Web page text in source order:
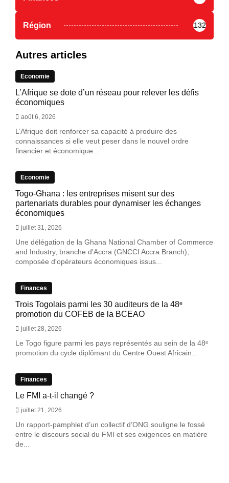
Région 132
Autres articles
Economie
L’Afrique se dote d’un réseau pour relever les défis
économiques
août 6, 2026
L’Afrique doit renforcer sa capacité à produire des
connaissances si elle veut peser dans le nouvel ordre
financier et économique...
Economie
Togo-Ghana : les entreprises misent sur des
partenariats durables pour dynamiser les échanges
économiques
juillet 31, 2026
Une délégation de la Ghana National Chamber of Commerce
and Industry, branche d'Accra (GNCCI Accra Branch),
composée d'opérateurs économiques issus...
Finances
Trois Togolais parmi les 30 auditeurs de la 48ᵉ
promotion du COFEB de la BCEAO
juillet 28, 2026
Le Togo figure parmi les pays représentés au sein de la 48ᵉ
promotion du cycle diplômant du Centre Ouest Africain...
Finances
Le FMI a-t-il changé ?
juillet 21, 2026
Un rapport-pamphlet d’un collectif d’ONG souligne le fossé
entre le discours social du FMI et ses exigences en matière
de...